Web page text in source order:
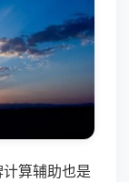
算辅助也是